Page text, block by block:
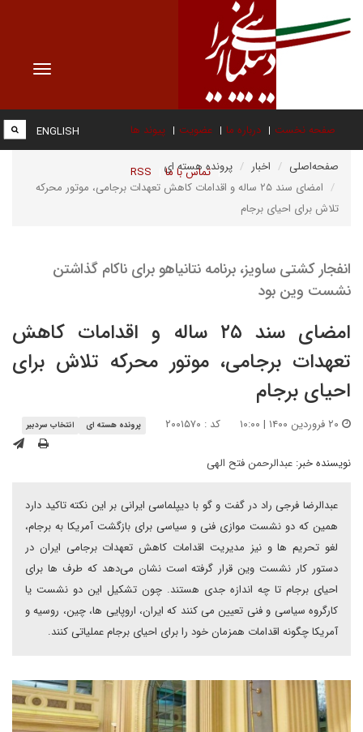
Toggle
صفحه نخست درباره ما عضویت پیوند ها
تماس با ما RSS
ENGLISH
صفحه‌اصلی اخبار
پرونده هسته ای
امضای سند ۲۵ ساله و اقدامات کاهش تعهدات برجامی، موتور محرکه
تلاش برای احیای برجام
انفجار کشتی ساویز، برنامه نتانیاهو برای ناکام گذاشتن
نشست وین بود
امضای سند ۲۵ ساله و اقدامات کاهش
تعهدات برجامی، موتور محرکه تلاش برای
احیای برجام
کد : ۲۰۰۱۵۷۰ پرونده هسته ای انتخاب سردبیر
نویسنده خبر: عبدالرحمن فتح الهی
عبدالرضا فرجی راد در گفت و گو با دیپلماسی ایرانی بر این نکته تاکید دارد
همین که دو نشست موازی فنی و سیاسی برای بازگشت آمریکا به برجام،
لغو تحریم ها و نیز مدیریت اقدامات کاهش تعهدات برجامی ایران در
دستور کار نشست وین قرار گرفته است نشان می‌دهد که طرف ها برای
احیای برجام تا چه اندازه جدی هستند. چون تشکیل این دو نشست یا
کارگروه سیاسی و فنی تعیین می کنند که ایران، اروپایی ها، چین، روسیه و
آمریکا چگونه اقدامات همزمان خود را برای احیای برجام عملیاتی کنند.